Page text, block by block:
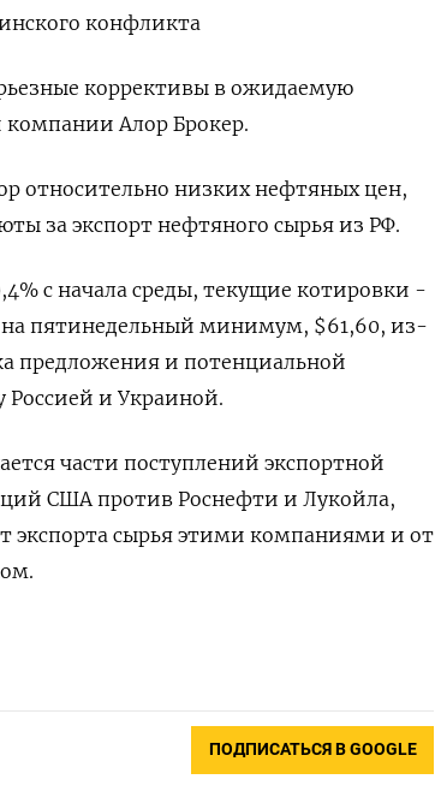
конфликта
коррективы в ожидаемую
Алор Брокер.
относительно низких нефтяных цен,
за экспорт нефтяного сырья из РФ.
с начала среды, текущие котировки -
на пятинедельный минимум, $61,60, из-
предложения и потенциальной
и Украиной.
части поступлений экспортной
США против Роснефти и Лукойла,
экспорта сырья этими компаниями и от
ПОДПИСАТЬСЯ В GOOGLE